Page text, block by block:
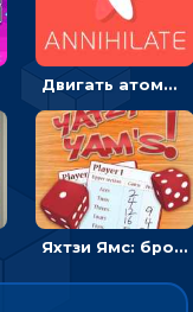
Двигать атомы, чтобы соединить – головоломка
Яхтзи Ямс: бросай кости и набери очков больше, чем у соперников